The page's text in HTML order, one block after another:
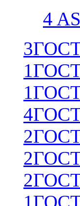
4
3ГОСТ
1
1
4
2
2
2